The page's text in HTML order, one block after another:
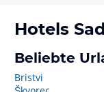
Hotels
Beliebte
Bristvi